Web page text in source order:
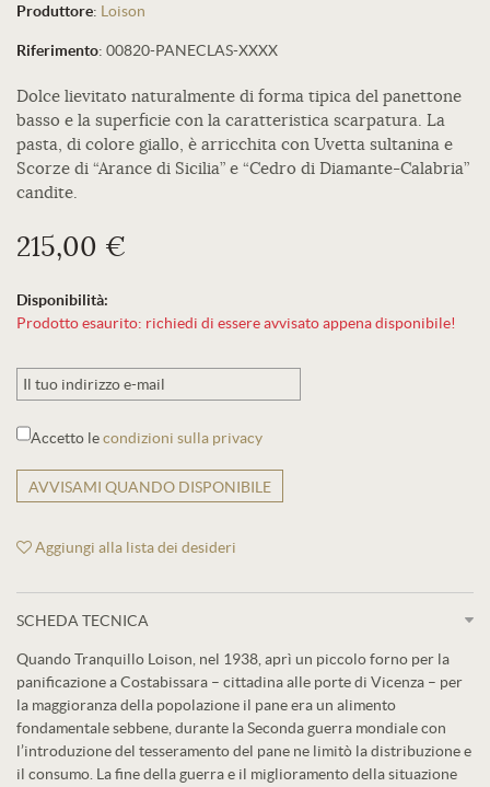
Produttore: Loison
Riferimento: 00820-PANECLAS-XXXX
Dolce lievitato naturalmente di forma tipica del panettone
basso e la superficie con la caratteristica scarpatura. La
pasta, di colore giallo, è arricchita con Uvetta sultanina e
Scorze di “Arance di Sicilia” e “Cedro di Diamante-Calabria”
candite.
215,00 €
Disponibilità:
Prodotto esaurito: richiedi di essere avvisato appena disponibile!
Accetto lecondizioni sulla privacy
AVVISAMI QUANDO DISPONIBILE
Aggiungi alla lista dei desideri
SCHEDA TECNICA
Quando Tranquillo Loison, nel 1938, aprì un piccolo forno per la
panificazione a Costabissara – cittadina alle porte di Vicenza – per
la maggioranza della popolazione il pane era un alimento
fondamentale sebbene, durante la Seconda guerra mondiale con
l’introduzione del tesseramento del pane ne limitò la distribuzione e
il consumo. La fine della guerra e il miglioramento della situazione